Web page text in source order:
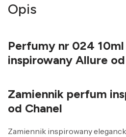
Opis
Perfumy nr 024
inspirowany Allure
Zamiennik perfum
od Chanel
Zamiennik inspirowany